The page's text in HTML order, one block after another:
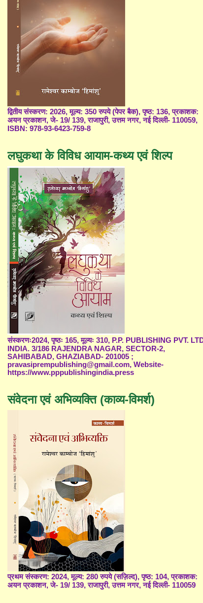
द्वितीय संस्करण: 2026, मूल्य: 350 रुपये (पेपर बैक), पृष्ठ: 136, प्रकाशक:
अयन प्रकाशन, जे- 19/ 139, राजापुरी, उत्तम नगर, नई दिल्ली- 110059,
ISBN: 978-93-6423-759-8
लघुकथा के विविध आयाम-कथ्य एवं शिल्प
संस्करणः2024, पृष्ठः 165, मूल्यः 310, P.P. PUBLISHING PVT.
INDIA. 3/186 RAJENDRA NAGAR, SECTOR-2,
SAHIBABAD, GHAZIABAD- 201005 ;
pravasiprempublishing@gmail.com, Website-
https://www.pppublishingindia.press
संवेदना एवं अभिव्यक्ति (काव्य-विमर्श)
प्रथम संस्करण: 2024, मूल्य: 280 रुपये (सज़िल्द), पृष्ठ: 104, प्रकाशक:
अयन प्रकाशन, जे- 19/ 139, राजापुरी, उत्तम नगर, नई दिल्ली- 110059